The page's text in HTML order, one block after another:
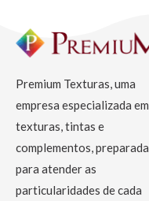
Premium Texturas, uma
empresa especializada em
texturas, tintas e
complementos, preparada
para atender as
particularidades de cada